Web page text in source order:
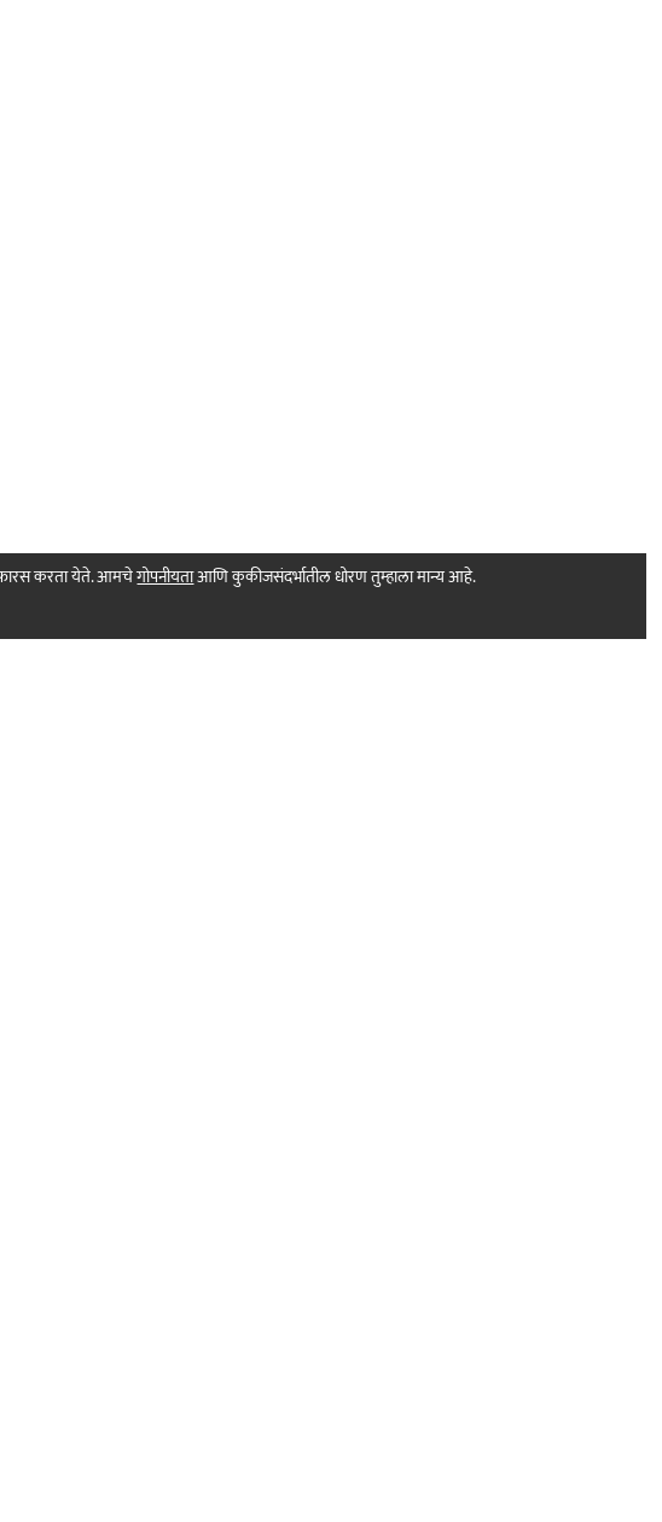
करता येते. आमचेगोपनीयताआणि कुकीजसंदर्भातील धोरण तुम्हाला मान्य आहे.